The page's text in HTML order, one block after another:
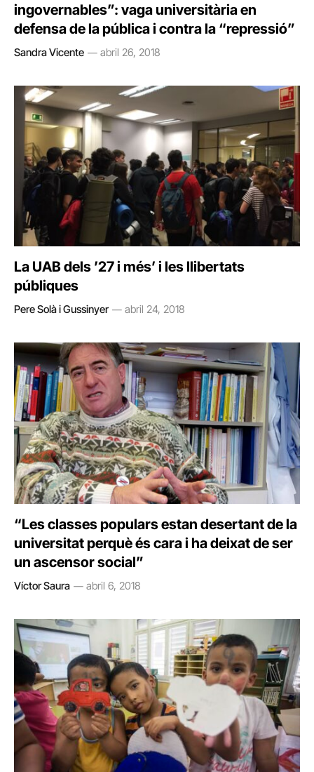
ingovernables”: vaga universitària en
defensa de la pública i contra la “repressió”
Sandra Vicente abril 26, 2018
La UAB dels ’27 i més’ i les llibertats
públiques
Pere Solà i Gussinyer abril 24, 2018
“Les classes populars estan desertant de la
universitat perquè és cara i ha deixat de ser
un ascensor social”
Víctor Saura abril 6, 2018